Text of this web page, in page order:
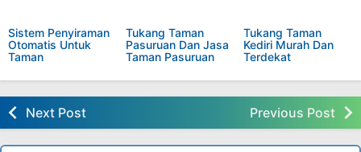
Sistem Penyiraman
Otomatis Untuk
Taman
Tukang Taman
Pasuruan Dan Jasa
Taman Pasuruan
Tukang Taman
Kediri Murah Dan
Terdekat
Next Post Previous Post